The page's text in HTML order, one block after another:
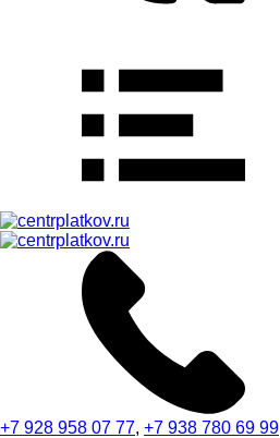
+7 928 958 07 77, +7 938 780 69 99